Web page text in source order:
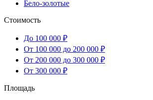
Бело-золотые
Стоимость
До 100 000 ₽
От 100 000 до 200 000 ₽
От 200 000 до 300 000 ₽
От 300 000 ₽
Площадь